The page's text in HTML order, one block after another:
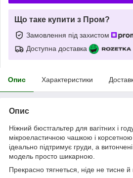
Що таке купити з Пром?
Замовлення під захистом
Доступна доставка
Опис Характеристики
Опис
Ніжний бюстгальтер для вагітних і
мікроеластичною чашкою і
ідеально підтримує груди, а
модель просто шикарною.
Прекрасно тягнеться, ніде не тисне й